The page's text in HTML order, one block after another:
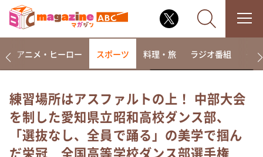
なるみ・岡村の過ぎるTV
相席食堂
アニメ・ヒーロー スポーツ 料理・旅 ラジオ番組 そ
練習場所はアスファルトの上！ 中部大会
を制した愛知県立昭和高校ダンス部、
「選抜なし、全員で踊る」の美学で掴ん
だ栄冠 全国高等学校ダンス部選手権